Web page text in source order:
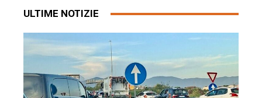
ULTIME NOTIZIE